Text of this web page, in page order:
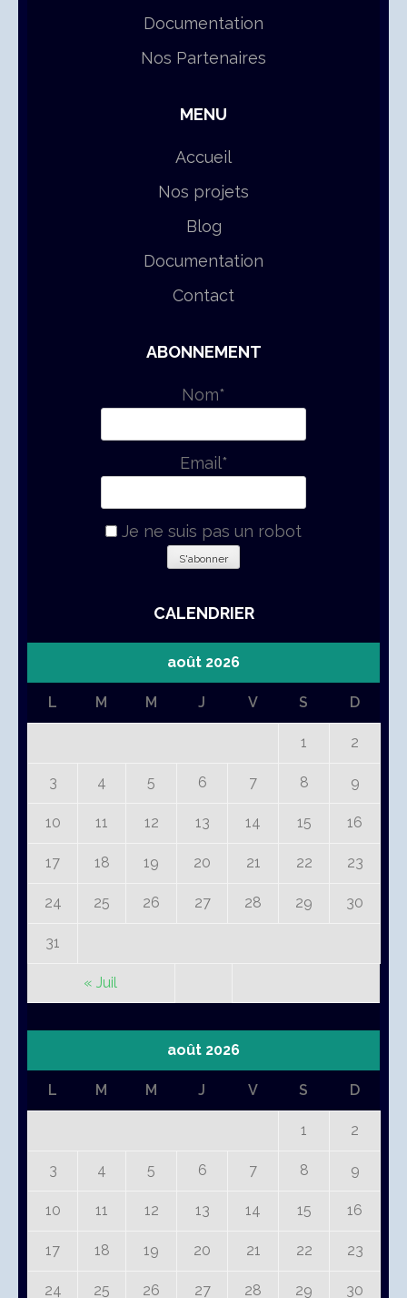
Documentation
Nos Partenaires
MENU
Accueil
Nos projets
Blog
Documentation
Contact
ABONNEMENT
Nom*
Email*
Je ne suis pas un robot
CALENDRIER
août 2026
L M M J V S D
1 2
3 4 5 6 7 8 9
10 11 12 13 14 15 16
17 18 19 20 21 22 23
24 25 26 27 28 29 30
31
« Juil
août 2026
L M M J V S D
1 2
3 4 5 6 7 8 9
10 11 12 13 14 15 16
17 18 19 20 21 22 23
24 25 26 27 28 29 30